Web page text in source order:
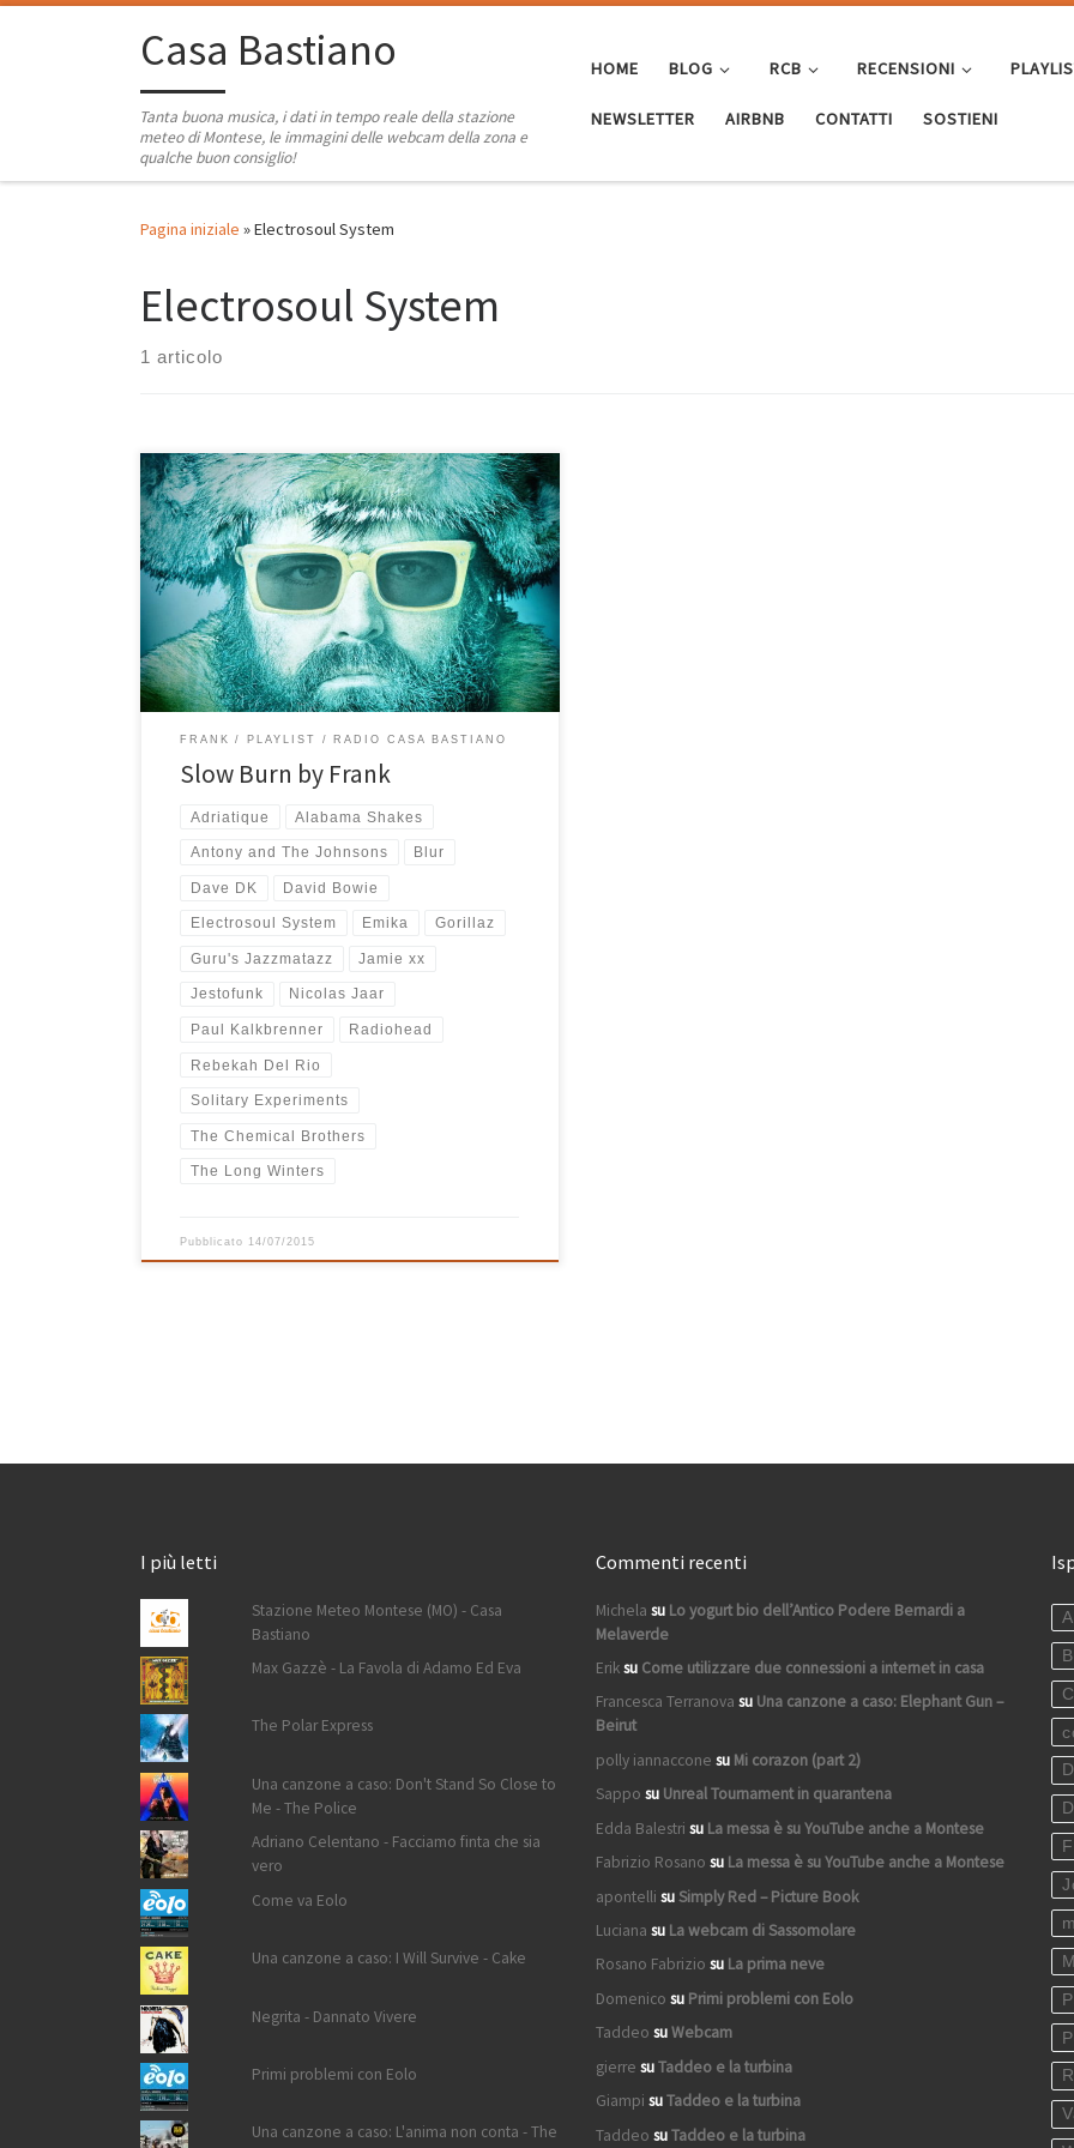
Passa al contenutoCasa Bastiano
Tanta buona musica, i dati in tempo reale della stazione
meteo di Montese, le immagini delle webcam della zona e
qualche buon consiglio!
HOME BLOG RCB RECENSIONI
NEWSLETTER AIRBNB CONTATTI SOSTIENI
Pagina iniziale »Electrosoul System
Electrosoul System
1 articolo
Ecco cosa ci attende questa sera alle 20. Come ogni
martedì, l’amico Frank ha preparato per gli ascoltatori
di Radio Casa Bastiano una delle sue ottime playlist
che non vediamo l’ora di ascoltare. Questa volta sono
19 le tracce selezionate da Frank con l’ormai
collaudato gusto e passione: (It’s a) Departure – The
Long […]
FRANK PLAYLIST RADIO CASA BASTIANO
Slow Burn by Frank
Adriatique Alabama Shakes
Antony and The Johnsons Blur
Dave DK David Bowie
Electrosoul System Emika Gorillaz
Guru's Jazzmatazz Jamie xx
Jestofunk Nicolas Jaar
Paul Kalkbrenner Radiohead
Rebekah Del Rio
Solitary Experiments
The Chemical Brothers
The Long Winters
Pubblicato 14/07/2015
I più letti
Stazione Meteo Montese (MO) - Casa
Bastiano
Max Gazzè - La Favola di Adamo Ed Eva
The Polar Express
Una canzone a caso: Don't Stand So Close to
Me - The Police
Adriano Celentano - Facciamo finta che sia
vero
Come va Eolo
Una canzone a caso: I Will Survive - Cake
Negrita - Dannato Vivere
Primi problemi con Eolo
Una canzone a caso: L'anima non conta - The
Commenti recenti
Michela su Lo yogurt bio dell’Antico Podere Bernardi a
Melaverde
Eriksu Come utilizzare due connessioni a internet in casa
Francesca Terranova su Una canzone a caso: Elephant Gun –
Beirut
polly iannaccone su Mi corazon (part 2)
Sappo su Unreal Tournament in quarantena
Edda Balestri su La messa è su YouTube anche a Montese
Fabrizio Rosano su La messa è su YouTube anche a Montese
apontelli suSimply Red – Picture Book
Luciana su La webcam di Sassomolare
Rosano Fabrizio su La prima neve
Domenico su Primi problemi con Eolo
Taddeo suWebcam
gierre suTaddeo e la turbina
Giampi suTaddeo e la turbina
Taddeo suTaddeo e la turbina